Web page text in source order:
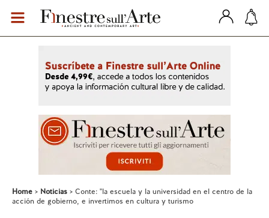
Home Noticias
Conte: "la escuela y la universidad en el centro de la
acción de gobierno, e invertimos en cultura y turismo